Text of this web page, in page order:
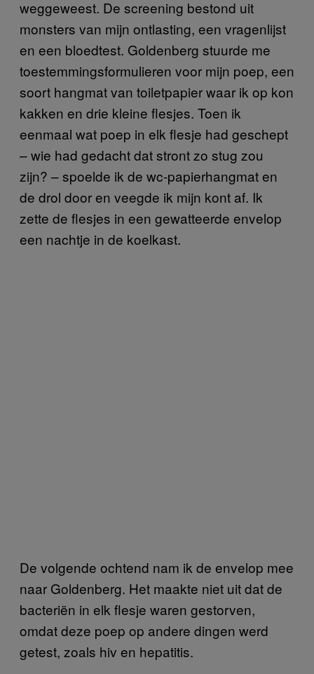
weggeweest. De screening bestond uit
monsters van mijn ontlasting, een vragenlijst
en een bloedtest. Goldenberg stuurde me
toestemmingsformulieren voor mijn poep, een
soort hangmat van toiletpapier waar ik op kon
kakken en drie kleine flesjes. Toen ik
eenmaal wat poep in elk flesje had geschept
– wie had gedacht dat stront zo stug zou
zijn? – spoelde ik de wc-papierhangmat en
de drol door en veegde ik mijn kont af. Ik
zette de flesjes in een gewatteerde envelop
een nachtje in de koelkast.
De volgende ochtend nam ik de envelop mee
naar Goldenberg. Het maakte niet uit dat de
bacteriën in elk flesje waren gestorven,
omdat deze poep op andere dingen werd
getest, zoals hiv en hepatitis.